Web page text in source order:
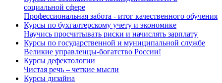
социальной сфере
Профессиональная забота - итог качественного обучения
Курсы по бухгалтерскому учету и экономике
Научись просчитывать риски и начислять зарплату
Курсы по государственной и муниципальной службе
Великие управленцы-богатство России!
Курсы дефектологии
Чистая речь – четкие мысли
Курсы дизайна